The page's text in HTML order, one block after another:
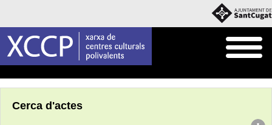
Cerca d'actes